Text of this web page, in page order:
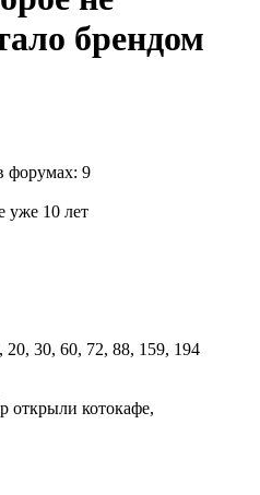
брендом
уже 10 лет
открыли котокафе,